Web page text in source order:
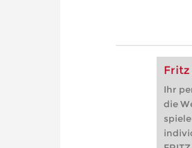
Fritz
Ihr
die